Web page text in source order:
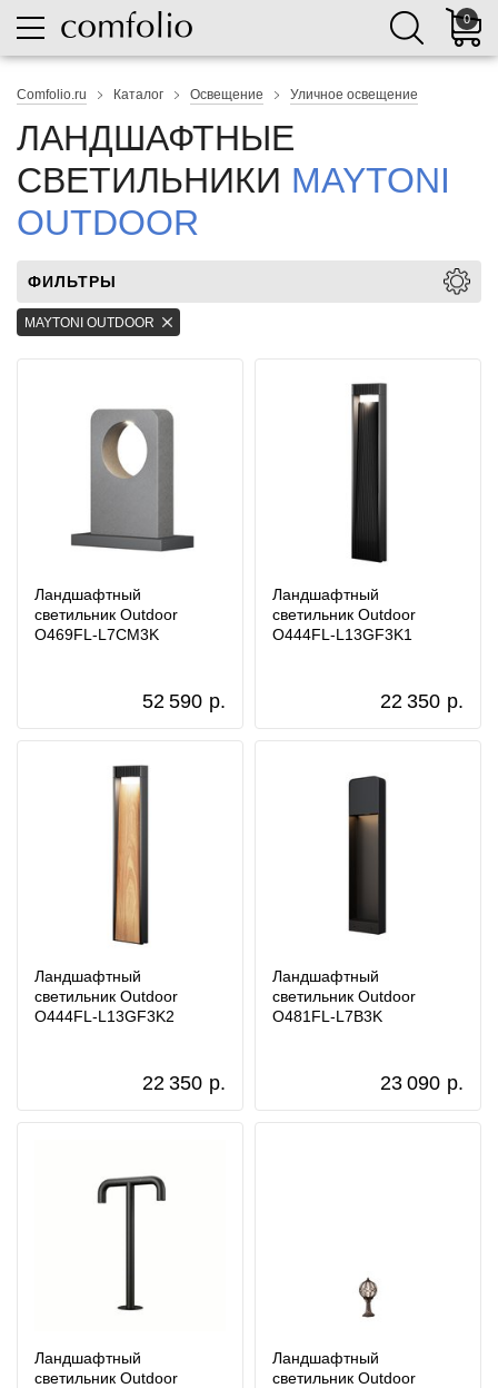
0
Comfolio.ru Каталог Освещение Уличное освещение
ЛАНДШАФТНЫЕ
СВЕТИЛЬНИКИ MAYTONI
OUTDOOR
ФИЛЬТРЫ
MAYTONI OUTDOOR
Ландшафтный
светильник Outdoor
O469FL-L7CM3K
52 590 р.
Ландшафтный
светильник Outdoor
O444FL-L13GF3K1
22 350 р.
Ландшафтный
светильник Outdoor
O444FL-L13GF3K2
22 350 р.
Ландшафтный
светильник Outdoor
O481FL-L7B3K
23 090 р.
Ландшафтный
светильник Outdoor
Ландшафтный
светильник Outdoor